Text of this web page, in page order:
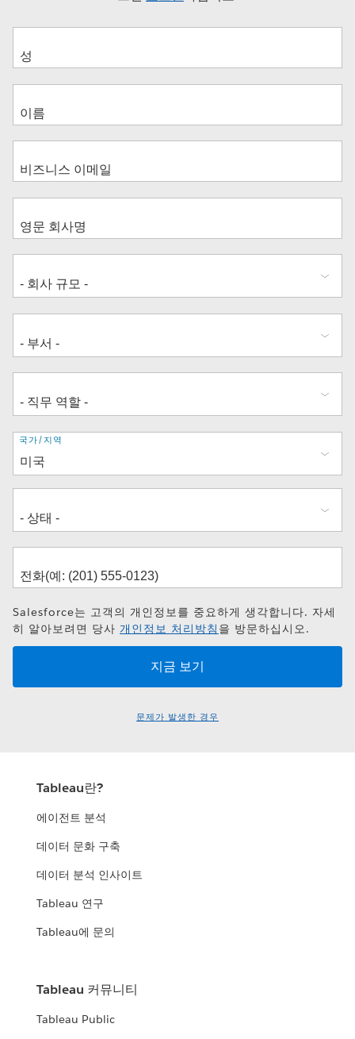
주
소
국가/지역
Salesforce는 고객의 개인정보를 중요하게 생각합니다. 자세
히 알아보려면 당사 개인정보 처리방침 을 방문하십시오.
문제가 발생한 경우
Tableau란?
에이전트 분석
데이터 문화 구축
데이터 분석 인사이트
Tableau 연구
Tableau에 문의
Tableau 커뮤니티
Tableau Public